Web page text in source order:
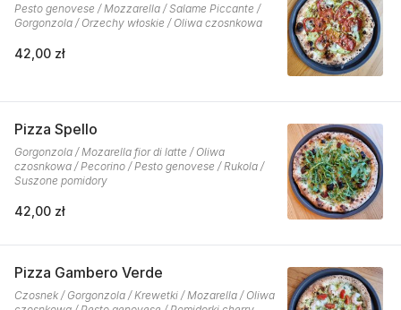
Pesto genovese / Mozzarella / Salame Piccante /
Gorgonzola / Orzechy włoskie / Oliwa czosnkowa
42,00 zł
Pizza Spello
Gorgonzola / Mozarella fior di latte / Oliwa
czosnkowa / Pecorino / Pesto genovese / Rukola /
Suszone pomidory
42,00 zł
Pizza Gambero Verde
Czosnek / Gorgonzola / Krewetki / Mozarella / Oliwa